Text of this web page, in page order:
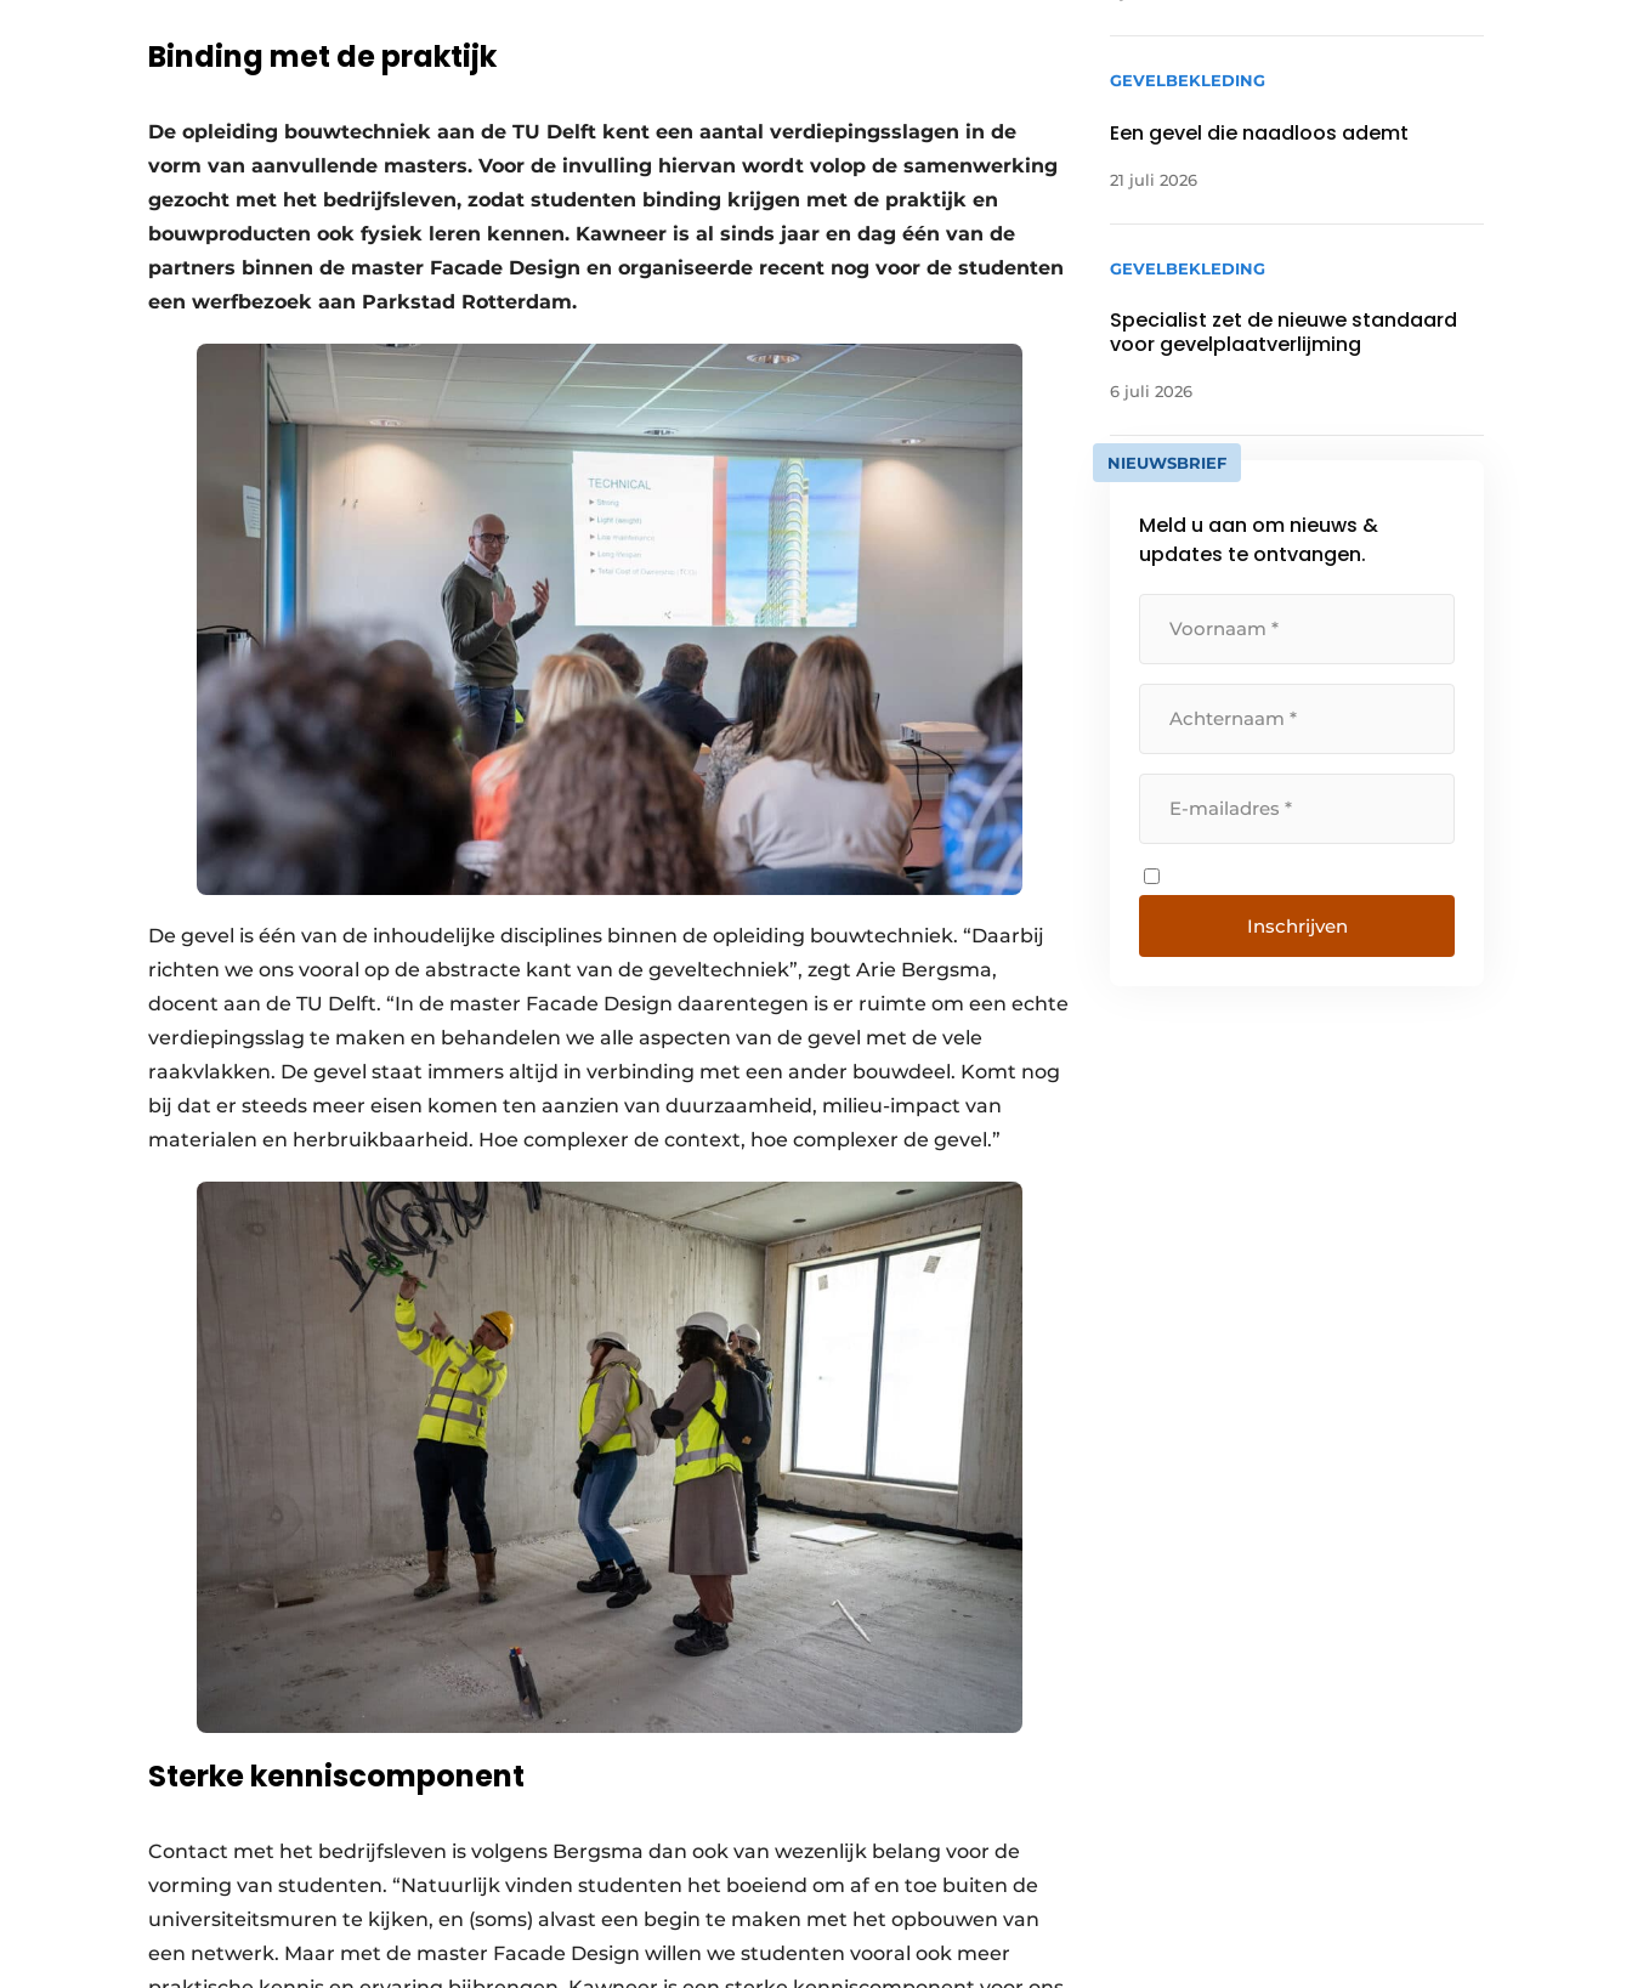
Vacature aanmelden
Video’s
Binding met de praktijk
De opleiding bouwtechniek aan de TU Delft kent een aantal verdiepingsslagen in de
vorm van aanvullende masters. Voor de invulling hiervan wordt volop de samenwerking
gezocht met het bedrijfsleven, zodat studenten binding krijgen met de praktijk en
bouwproducten ook fysiek leren kennen. Kawneer is al sinds jaar en dag één van de
partners binnen de master Facade Design en organiseerde recent nog voor de studenten
een werfbezoek aan Parkstad Rotterdam.
De gevel is één van de inhoudelijke disciplines binnen de opleiding bouwtechniek. “Daarbij
richten we ons vooral op de abstracte kant van de geveltechniek”, zegt Arie Bergsma,
docent aan de TU Delft. “In de master Facade Design daarentegen is er ruimte om een echte
verdiepingsslag te maken en behandelen we alle aspecten van de gevel met de vele
raakvlakken. De gevel staat immers altijd in verbinding met een ander bouwdeel. Komt nog
bij dat er steeds meer eisen komen ten aanzien van duurzaamheid, milieu-impact van
materialen en herbruikbaarheid. Hoe complexer de context, hoe complexer de gevel.”
Sterke kenniscomponent
Contact met het bedrijfsleven is volgens Bergsma dan ook van wezenlijk belang voor de
vorming van studenten. “Natuurlijk vinden studenten het boeiend om af en toe buiten de
universiteitsmuren te kijken, en (soms) alvast een begin te maken met het opbouwen van
een netwerk. Maar met de master Facade Design willen we studenten vooral ook meer
GEVELBEKLEDING
Een gevel die naadloos ademt
21 juli 2026
GEVELBEKLEDING
Specialist zet de nieuwe standaard
voor gevelplaatverlijming
6 juli 2026
NIEUWSBRIEF
Meld u aan om nieuws &
updates te ontvangen.
Inschrijven